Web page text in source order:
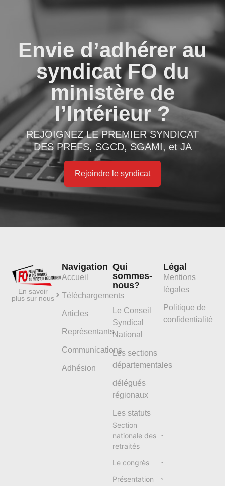
Envie d’adhérer au
syndicat FO du
ministère de
l’Intérieur ?
REJOIGNEZ LE PREMIER SYNDICAT
DES PREFS, SGCD, SGAMI, et JA
Rejoindre le syndicat
En savoir
plus sur nous
Navigation
Accueil
Téléchargements
Articles
Représentants
Communications
Adhésion
Qui
sommes-
nous?
Le Conseil
Syndical
National
Les sections
départementales
délégués
régionaux
Les statuts
Section
nationale des
retraités
Le congrès
Présentation
Légal
Mentions
légales
Politique de
confidentialité